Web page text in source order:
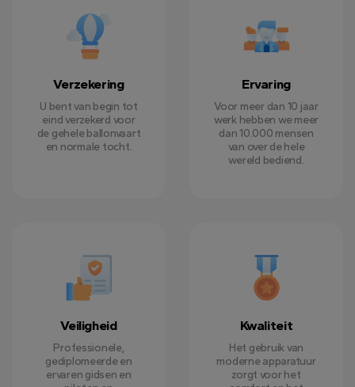
Verzekering
U bent van begin tot
eind verzekerd voor
de gehele ballonvaart
en normale tocht.
Ervaring
Voor meer dan 10 jaar
werk hebben we meer
dan 10.000 mensen
van over de hele
wereld bediend.
Veiligheid
Professionele,
gediplomeerde en
ervaren gidsen en
Kwaliteit
Het gebruik van
moderne apparatuur
zorgt voor het